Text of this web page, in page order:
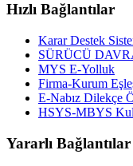
Hızlı Bağlantılar
Karar Destek
SÜRÜCÜ
MYS E-Yolluk
Firma-Kurum
E-Nabız Dilekçe
HSYS-MBYS
Yararlı Bağlantılar